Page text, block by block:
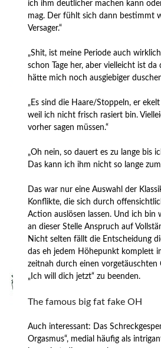
ich ihm deutlicher machen kann
mag. Der fühlt sich dann bestimmt
Versager.“
„Shit, ist meine Periode auch
schon Tage her, aber vielleicht ist
hätte mich noch ausgiebiger
„Es sind die Haare/Stoppeln, er
weil ich nicht frisch rasiert bin.
vorher sagen müssen.“
„Oh nein, so dauert es zu lange bis
Das kann ich ihm nicht so lange
Das war nur eine Auswahl der
Konflikte, die sich durch
Action auslösen lassen. Und ich bin
an dieser Stelle Anspruch auf
Nicht selten fällt die Entscheidung
das eh jedem Höhepunkt komplett
zeitnah durch einen vorgetäuschten
„Ich will dich jetzt“ zu beenden.
The famous big fat fake OH
Auch interessant: Das
Orgasmus“, medial häufig als